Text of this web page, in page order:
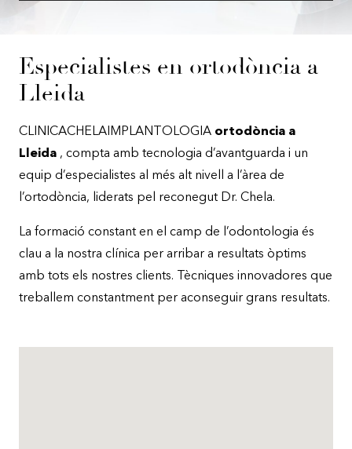
Especialistes en ortodòncia a
Lleida
CLINICACHELAIMPLANTOLOGIA ortodòncia a
Lleida , compta amb tecnologia d’avantguarda i un
equip d’especialistes al més alt nivell a l’àrea de
l’ortodòncia, liderats pel reconegut Dr. Chela.
La formació constant en el camp de l’odontologia és
clau a la nostra clínica per arribar a resultats òptims
amb tots els nostres clients. Tècniques innovadores que
treballem constantment per aconseguir grans resultats.